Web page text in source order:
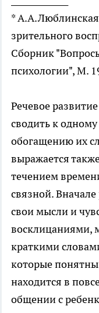
*
зрительного
Сборник
психологии", М.
Речевое
сводить к
обогащению их
выражается
течением
связной.
свои мысли и
восклицаниями,
краткими
которые
находится в
общении с